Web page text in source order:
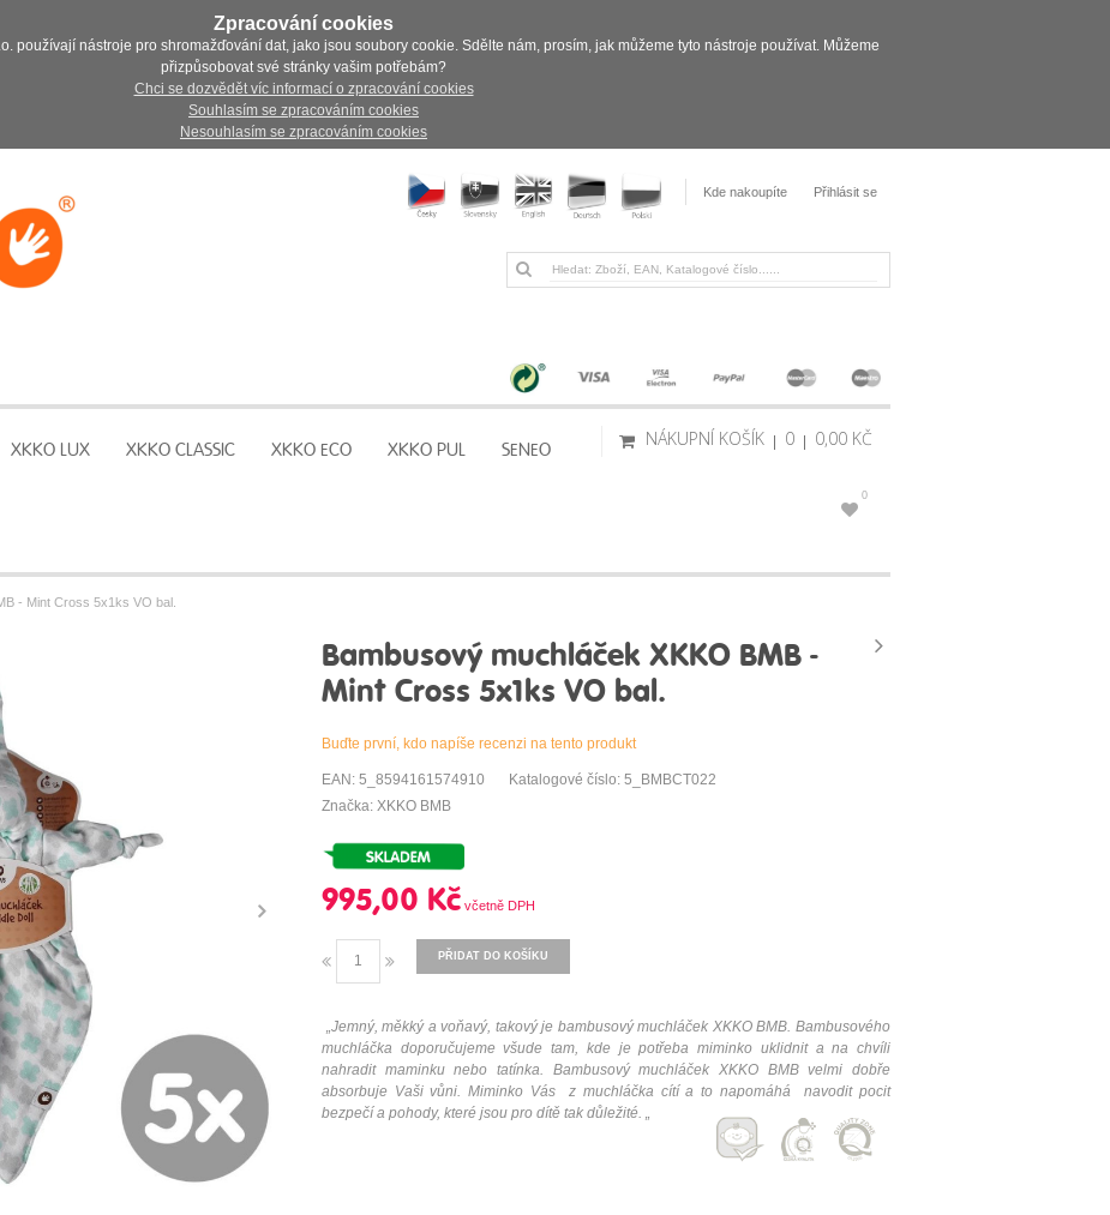
Zpracování cookies
používají nástroje pro shromažďování dat, jako jsou soubory cookie. Sdělte nám, prosím, jak můžeme tyto nástroje používat. Můžeme
přizpůsobovat své stránky vašim potřebám?
Chci se dozvědět víc informací o zpracování cookies
Souhlasím se zpracováním cookies
Nesouhlasím se zpracováním cookies
Kde nakoupíte Přihlásit se
XKKO LUX XKKO CLASSIC XKKO ECO XKKO PUL SENEO NÁKUPNÍ KOŠÍK 0 0,00 KČ
0
- Mint Cross 5x1ks VO bal.
Bambusový muchláček XKKO BMB -
Mint Cross 5x1ks VO bal.
Buďte první, kdo napíše recenzi na tento produkt
EAN: 5_8594161574910
Katalogové číslo: 5_BMBCT022
Značka: XKKO BMB
995,00 Kč
PŘIDAT DO KOŠÍKU
„Jemný, měkký a voňavý, takový je bambusový muchláček XKKO BMB. Bambusového
muchláčka doporučujeme všude tam, kde je potřeba miminko uklidnit a na chvíli
nahradit maminku nebo tatínka. Bambusový muchláček XKKO BMB velmi dobře
absorbuje Vaši vůni. Miminko Vás z muchláčka cítí a to napomáhá navodit pocit
bezpečí a pohody, které jsou pro dítě tak důležité. „